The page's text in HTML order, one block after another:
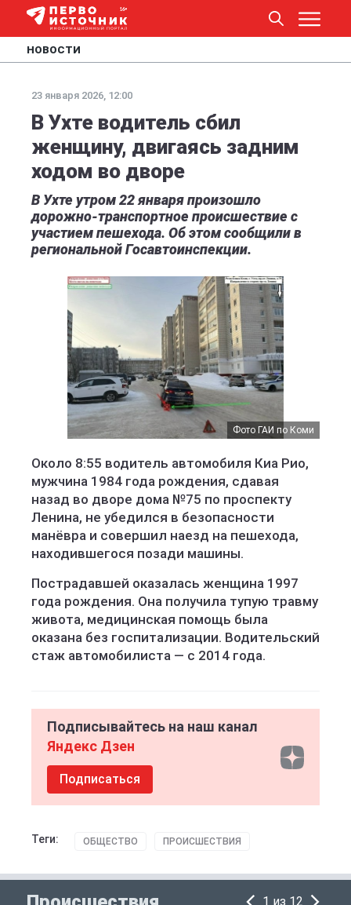
НОВОСТИ
23 января 2026, 12:00
В Ухте водитель сбил
женщину, двигаясь задним
ходом во дворе
В Ухте утром 22 января произошло
дорожно-транспортное происшествие с
участием пешехода. Об этом сообщили в
региональной Госавтоинспекции.
Фото ГАИ по Коми
Около 8:55 водитель автомобиля Киа Рио,
мужчина 1984 года рождения, сдавая
назад во дворе дома №75 по проспекту
Ленина, не убедился в безопасности
манёвра и совершил наезд на пешехода,
находившегося позади машины.
Пострадавшей оказалась женщина 1997
года рождения. Она получила тупую травму
живота, медицинская помощь была
оказана без госпитализации. Водительский
стаж автомобилиста — с 2014 года.
Подписывайтесь на наш канал
Яндекс Дзен
Подписаться
Теги: ОБЩЕСТВО ПРОИСШЕСТВИЯ
1 из 12